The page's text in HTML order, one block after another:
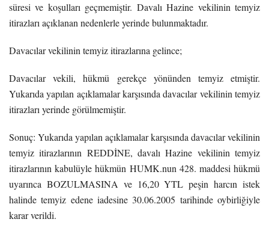
süresi ve koşulları geçmemiştir. Davalı Hazine vekilinin temyiz
itirazları açıklanan nedenlerle yerinde bulunmaktadır.
Davacılar vekilinin temyiz itirazlarına gelince;
Davacılar vekili, hükmü gerekçe yönünden temyiz etmiştir.
Yukarıda yapılan açıklamalar karşısında davacılar vekilinin temyiz
itirazları yerinde görülmemiştir.
Sonuç: Yukarıda yapılan açıklamalar karşısında davacılar vekilinin
temyiz itirazlarının REDDİNE, davalı Hazine vekilinin temyiz
itirazlarının kabulüyle hükmün HUMK.nun 428. maddesi hükmü
uyarınca BOZULMASINA ve 16,20 YTL peşin harcın istek
halinde temyiz edene iadesine 30.06.2005 tarihinde oybirliğiyle
karar verildi.